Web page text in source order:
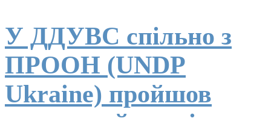
У ДДУВС спільно з
ПРООН (UNDP
Ukraine) пройшов